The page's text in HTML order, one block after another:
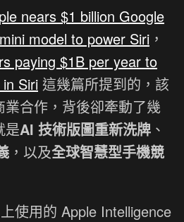
nears $1 billion Google
model to power Siri ，
paying $1B per year to
Siri 這幾篇所提到的，該
合作，背後卻牽動了幾
是AI 技術版圖重新洗牌 、
，以及全球智慧型手機競
使用的 Apple Intelligence